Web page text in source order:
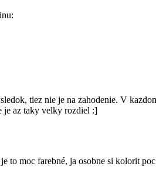
tiez nie je na zahodenie. V
je az taky velky rozdiel :]
to moc farebné, ja osobne si kolorit